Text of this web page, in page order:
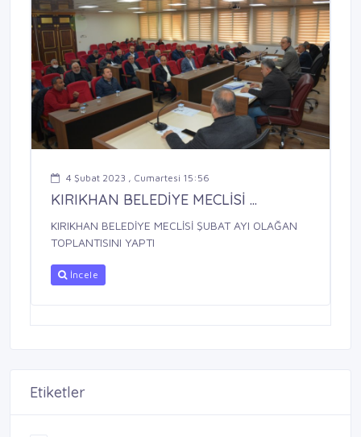
4 Şubat 2023 , Cumartesi 15:56
KIRIKHAN BELEDİYE MECLİSİ ...
KIRIKHAN BELEDİYE MECLİSİ ŞUBAT AYI OLAĞAN
TOPLANTISINI YAPTI
İncele
Etiketler